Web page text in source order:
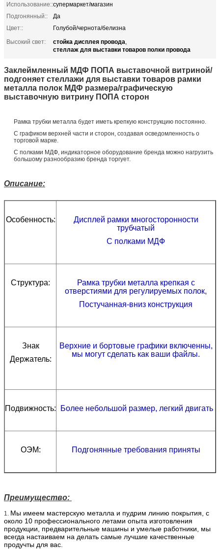
Использование::супермаркет/магазин
Подгонянный::
Да
Цвет::
Голубой/чернота/белизна
Высокий свет:
стойка дисплея провода,
стеллаж для выставки товаров полки провода
Заклеймленный МДФ ПОПА выставочной витриной/
подгоняет стеллажи для выставки товаров рамки
металла полок МДФ размера/графическую
выставочную витрину ПОПА сторон
Рамка трубки металла будет иметь крепкую конструкцию постоянно.
С графиком верхней части и сторон, создавая осведомленность о
торговой марке.
С полками МДФ, индикаторное оборудование бренда можно нагрузить
большому разнообразию бренда торгует.
Описание:
Особенность:
Дисплей рамки многосторонности
трубчатый
С полками МДФ
Структура:
Рамка трубки металла крепкая с
отверстиями для регулируемых полок,
Постучанная-вниз конструкция
Знак
Держатель:
Верхние и бортовые графики включенны,
мы могут сделать как ваши файлы.
Подвижность: Более небольшой размер, легкий двигать
ОЭМ: Подгонянные требования приняты
Преимущество:
1. Мы имеем мастерскую металла и пудрим линию покрытия, с
около 10 профессионального летами опыта изготовления
продукции, предварительные машины и умелые работники, мы
всегда настаиваем на делать самые лучшие качественные
продучты для вас.